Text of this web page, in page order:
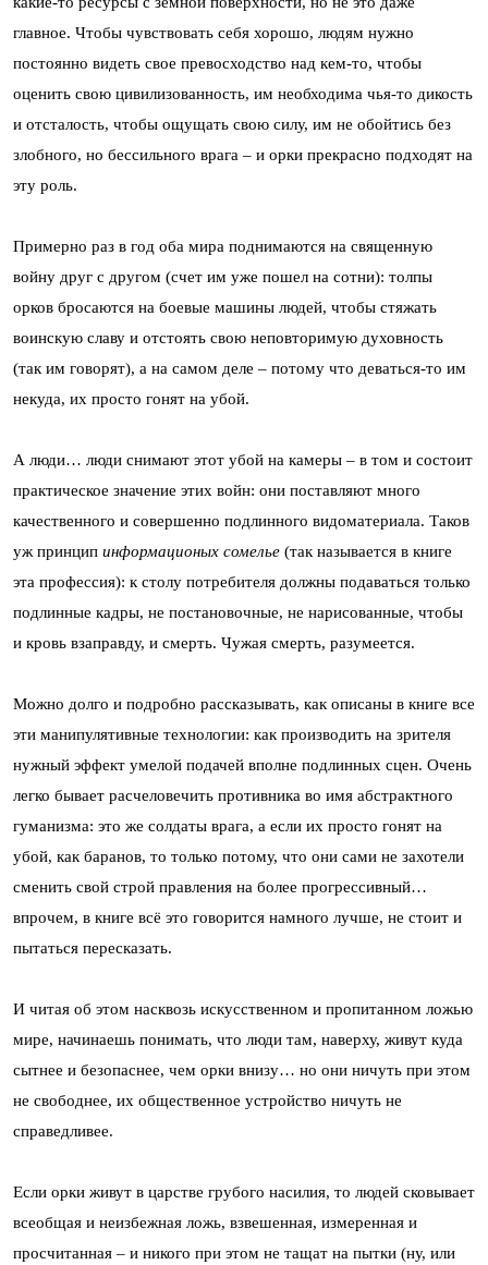
главное. Чтобы чувствовать себя хорошо, людям нужно
постоянно видеть свое превосходство над кем-то, чтобы
оценить свою цивилизованность, им необходима чья-то дикость
и отсталость, чтобы ощущать свою силу, им не обойтись без
злобного, но бессильного врага – и орки прекрасно подходят на
эту роль.
Примерно раз в год оба мира поднимаются на священную
войну друг с другом (счет им уже пошел на сотни): толпы
орков бросаются на боевые машины людей, чтобы стяжать
воинскую славу и отстоять свою неповторимую духовность
(так им говорят), а на самом деле – потому что деваться-то им
некуда, их просто гонят на убой.
А люди… люди снимают этот убой на камеры – в том и состоит
практическое значение этих войн: они поставляют много
качественного и совершенно подлинного видоматериала. Таков
уж принцип информационых сомелье (так называется в книге
эта профессия): к столу потребителя должны подаваться только
подлинные кадры, не постановочные, не нарисованные, чтобы
и кровь взаправду, и смерть. Чужая смерть, разумеется.
Можно долго и подробно рассказывать, как описаны в книге все
эти манипулятивные технологии: как производить на зрителя
нужный эффект умелой подачей вполне подлинных сцен. Очень
легко бывает расчеловечить противника во имя абстрактного
гуманизма: это же солдаты врага, а если их просто гонят на
убой, как баранов, то только потому, что они сами не захотели
сменить свой строй правления на более прогрессивный…
впрочем, в книге всё это говорится намного лучше, не стоит и
пытаться пересказать.
И читая об этом насквозь искусственном и пропитанном ложью
мире, начинаешь понимать, что люди там, наверху, живут куда
сытнее и безопаснее, чем орки внизу… но они ничуть при этом
не свободнее, их общественное устройство ничуть не
справедливее.
Если орки живут в царстве грубого насилия, то людей сковывает
всеобщая и неизбежная ложь, взвешенная, измеренная и
просчитанная – и никого при этом не тащат на пытки (ну, или